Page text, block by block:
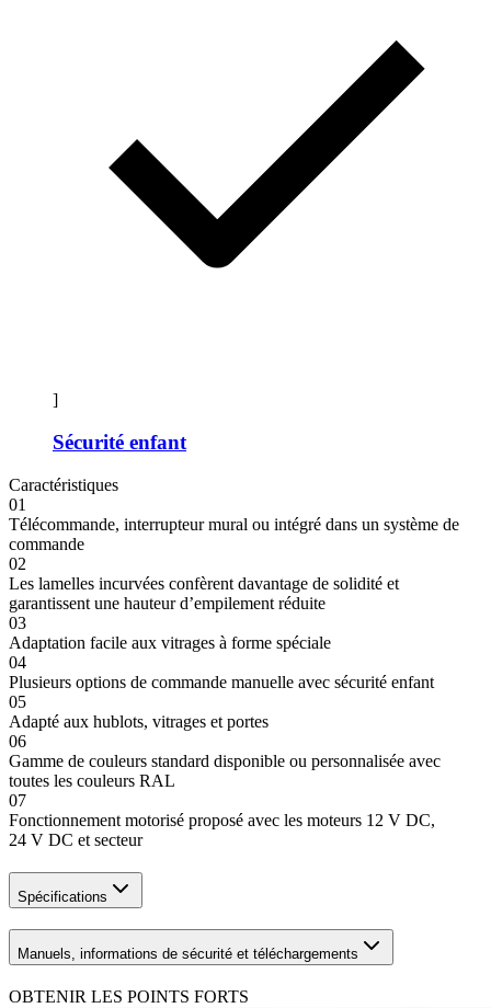
]
Sécurité enfant
Caractéristiques
01
Télécommande, interrupteur mural ou intégré dans un système de
commande
02
Les lamelles incurvées confèrent davantage de solidité et
garantissent une hauteur d’empilement réduite
03
Adaptation facile aux vitrages à forme spéciale
04
Plusieurs options de commande manuelle avec sécurité enfant
05
Adapté aux hublots, vitrages et portes
06
Gamme de couleurs standard disponible ou personnalisée avec
toutes les couleurs RAL
07
Fonctionnement motorisé proposé avec les moteurs 12 V DC,
24 V DC et secteur
Spécifications
Manuels, informations de sécurité et téléchargements
OBTENIR LES POINTS FORTS